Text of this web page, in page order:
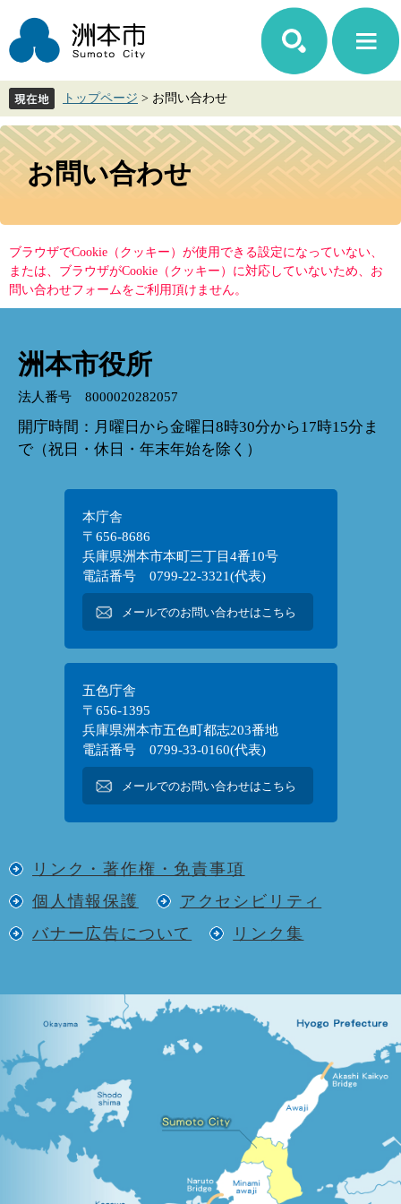
ジ
先
で
す。
ュ
を
ば
し
て
トップページ > お問い合わせ
本
文
お問い合わせ
ブラウザでCookie（クッキー）が使用できる設定になっていない、
または、ブラウザがCookie（クッキー）に対応していないため、お
問い合わせフォームをご利用頂けません。
洲本市役所
法人番号 8000020282057
開庁時間：月曜日から金曜日8時30分から17時15分ま
で（祝日・休日・年末年始を除く）
本庁舎
〒656-8686
兵庫県洲本市本町三丁目4番10号
電話番号 0799-22-3321(代表)
メールでのお問い合わせはこちら
五色庁舎
〒656-1395
兵庫県洲本市五色町都志203番地
電話番号 0799-33-0160(代表)
メールでのお問い合わせはこちら
リンク・著作権・免責事項
個人情報保護
アクセシビリティ
バナー広告について
リンク集